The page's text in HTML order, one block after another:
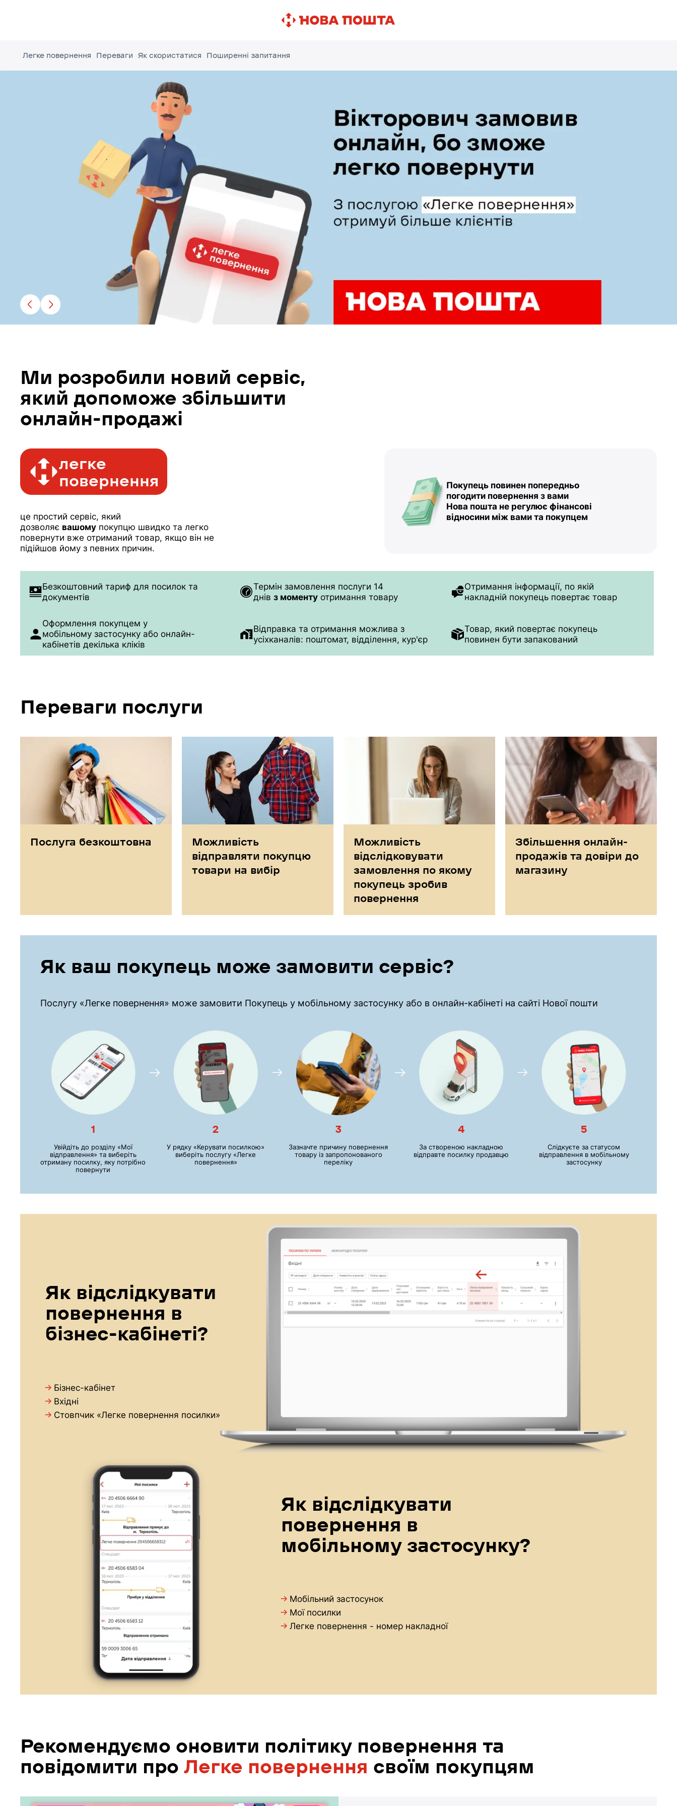
Легке повернення Переваги Як скористатися Поширенні запитання
Ми розробили новий сервіс,
який допоможе збільшити
онлайн-продажі
легке
повернення
це простий сервіс, який
дозволяє вашому покупцю швидко та легко
повернути вже отриманий товар, якщо він не
підійшов йому з певних причин.
Покупець повинен попередньо
погодити повернення з вами
Нова пошта не регулює фінансові
відносини між вами та покупцем
Безкоштовний тариф для посилок та
документів
Термін замовлення послуги 14
днів з моменту отримання товару
Отримання інформації, по якій
накладній покупець повертає товар
Оформлення покупцем у
мобільному застосунку або онлайн-
кабінетів декілька кліків
Відправка та отримання можлива з
усіхканалів: поштомат, відділення, кур'єр
Товар, який повертає покупець
повинен бути запакований
Переваги послуги
Послуга безкоштовна
Можливість
відправляти покупцю
товари на вибір
Можливість
відслідковувати
замовлення по якому
покупець зробив
повернення
Збільшення онлайн-
продажів та довіри до
магазину
Як ваш покупець може замовити сервіс?
Послугу «Легке повернення» може замовити Покупець у мобільному застосунку або в онлайн-кабінеті на сайті Нової пошти
1
Увійдіть до розділу «Мої
відправлення» та виберіть
отриману посилку, яку потрібно
повернути
2
У рядку «Керувати посилкою»
виберіть послугу «Легке
повернення»
3
Зазначте причину повернення
товару із запропонованого
переліку
4
За створеною накладною
відправте посилку продавцю
5
Слідкуєте за статусом
відправлення в мобільному
застосунку
Як відслідкувати
повернення в
бізнес-кабінеті?
→ Бізнес-кабінет
→ Вхідні
→ Стовпчик «Легке повернення посилки»
Як відслідкувати
повернення в
мобільному застосунку?
→ Мобільний застосунок
→ Мої посилки
→Легке повернення - номер накладної
Рекомендуємо оновити політику повернення та
повідомити про Легке повернення своїм покупцям